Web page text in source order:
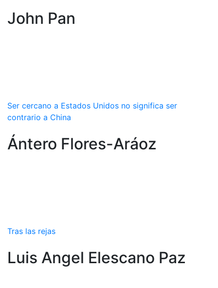
John Pan
Ser cercano a Estados Unidos no significa ser
contrario a China
Ántero Flores-Aráoz
Tras las rejas
Luis Angel Elescano Paz